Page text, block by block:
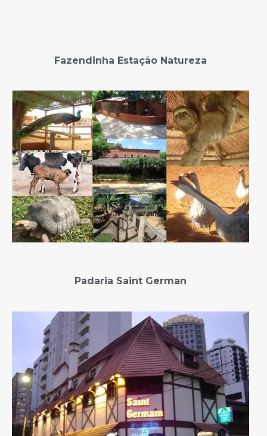
Fazendinha Estação Natureza
Padaria Saint German